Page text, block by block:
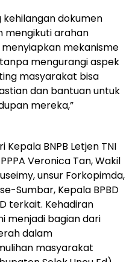
dokumen
mengikuti arahan
mekanisme
mengurangi aspek
masyarakat bisa
dan bantuan untuk
mereka,”
BNPB Letjen TNI
Veronica Tan, Wakil
unsur Forkopimda,
Sumbar, Kepala BPBD
terkait. Kehadiran
menjadi bagian dari
dalam
masyarakat